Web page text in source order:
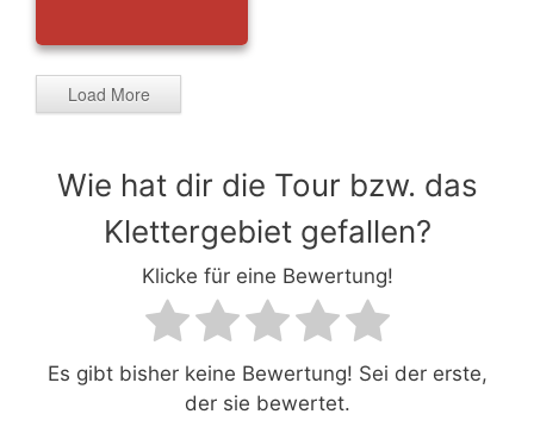
Load More
Wie hat dir die Tour bzw. das
Klettergebiet gefallen?
Klicke für eine Bewertung!
Es gibt bisher keine Bewertung! Sei der erste,
der sie bewertet.